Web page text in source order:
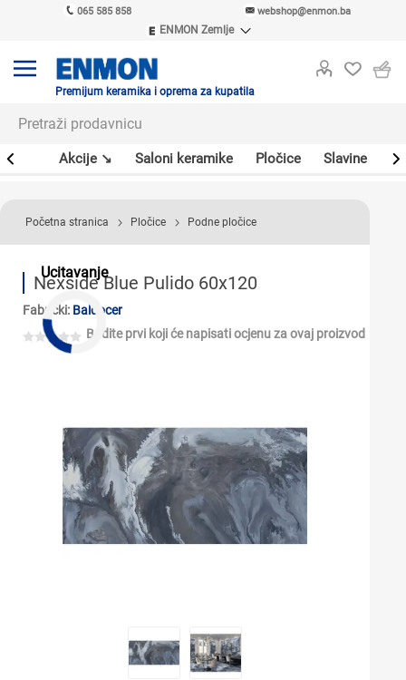
065 585 858 webshop@enmon.ba
ENMON Zemlje
ENMON MKD
Premijum keramika i oprema za kupatila
Akcije ↘ Saloni keramike Pločice Slavine
Ucitavanje
Početna stranica Pločice Podne pločice
Nexside Blue Pulido 60x120
Fabrički: Baldocer
Budite prvi koji će napisati ocjenu za ovaj proizvod